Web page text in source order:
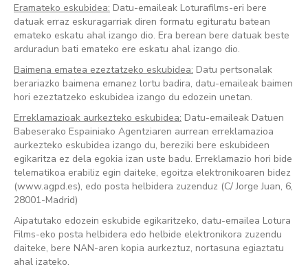
Eramateko eskubidea: Datu-emaileak Loturafilms-eri bere
datuak erraz eskuragarriak diren formatu egituratu batean
emateko eskatu ahal izango dio. Era berean bere datuak beste
arduradun bati emateko ere eskatu ahal izango dio.
Baimena ematea ezeztatzeko eskubidea: Datu pertsonalak
berariazko baimena emanez lortu badira, datu-emaileak baimen
hori ezeztatzeko eskubidea izango du edozein unetan.
Erreklamazioak aurkezteko eskubidea: Datu-emaileak Datuen
Babeserako Espainiako Agentziaren aurrean erreklamazioa
aurkezteko eskubidea izango du, bereziki bere eskubideen
egikaritza ez dela egokia izan uste badu. Erreklamazio hori bide
telematikoa erabiliz egin daiteke, egoitza elektronikoaren bidez
(www.agpd.es), edo posta helbidera zuzenduz (C/ Jorge Juan, 6,
28001-Madrid)
Aipatutako edozein eskubide egikaritzeko, datu-emailea Lotura
Films-eko posta helbidera edo helbide elektronikora zuzendu
daiteke, bere NAN-aren kopia aurkeztuz, nortasuna egiaztatu
ahal izateko.